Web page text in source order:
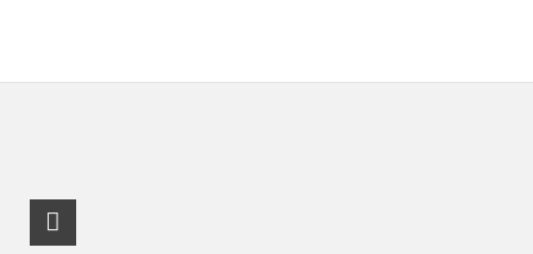
LinkedIn Profile